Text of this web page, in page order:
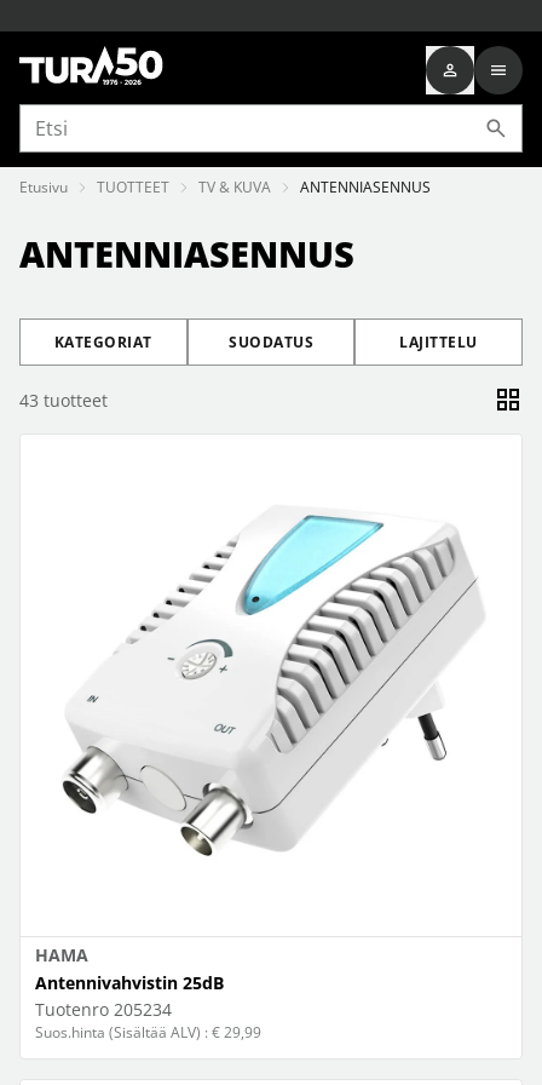
Etusivu TUOTTEET TV & KUVA ANTENNIASENNUS
ANTENNIASENNUS
KATEGORIAT SUODATUS LAJITTELU
43 tuotteet
HAMA
Antennivahvistin 25dB
Tuotenro 205234
Suos.hinta (Sisältää ALV) : € 29,99